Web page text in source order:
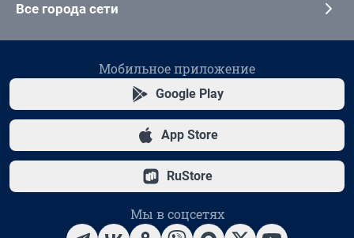
Все города сети
Мобильное приложение
Google Play
App Store
RuStore
Мы в соцсетях